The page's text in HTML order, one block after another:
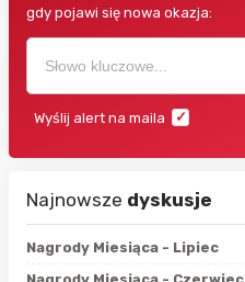
gdy pojawi się nowa okazja:
Wyślij alert na maila
Najnowsze dyskusje
Nagrody Miesiąca - Lipiec